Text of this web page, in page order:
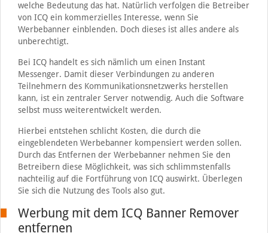
welche Bedeutung das hat. Natürlich verfolgen die Betreiber
von ICQ ein kommerzielles Interesse, wenn Sie
Werbebanner einblenden. Doch dieses ist alles andere als
unberechtigt.
Bei ICQ handelt es sich nämlich um einen Instant
Messenger. Damit dieser Verbindungen zu anderen
Teilnehmern des Kommunikationsnetzwerks herstellen
kann, ist ein zentraler Server notwendig. Auch die Software
selbst muss weiterentwickelt werden.
Hierbei entstehen schlicht Kosten, die durch die
eingeblendeten Werbebanner kompensiert werden sollen.
Durch das Entfernen der Werbebanner nehmen Sie den
Betreibern diese Möglichkeit, was sich schlimmstenfalls
nachteilig auf die Fortführung von ICQ auswirkt. Überlegen
Sie sich die Nutzung des Tools also gut.
Werbung mit dem ICQ Banner Remover
entfernen